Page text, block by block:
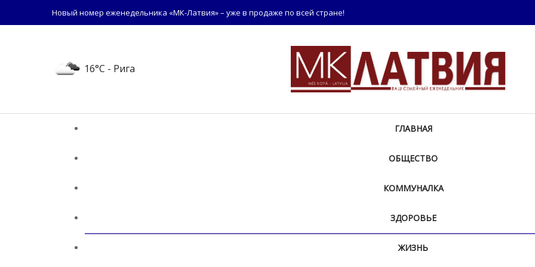
Новый номер еженедельника «МК-Латвия» – уже в продаже по всей стране!
16°C - Рига
ГЛАВНАЯ
ОБЩЕСТВО
КОММУНАЛКА
ЗДОРОВЬЕ
ЖИЗНЬ